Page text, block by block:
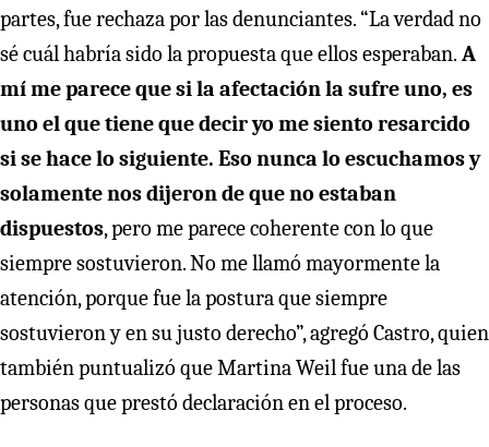
partes, fue rechaza por las denunciantes. “La verdad no
sé cuál habría sido la propuesta que ellos esperaban. A
mí me parece que si la afectación la sufre uno, es
uno el que tiene que decir yo me siento resarcido
si se hace lo siguiente. Eso nunca lo escuchamos y
solamente nos dijeron de que no estaban
dispuestos, pero me parece coherente con lo que
siempre sostuvieron. No me llamó mayormente la
atención, porque fue la postura que siempre
sostuvieron y en su justo derecho”, agregó Castro, quien
también puntualizó que Martina Weil fue una de las
personas que prestó declaración en el proceso.